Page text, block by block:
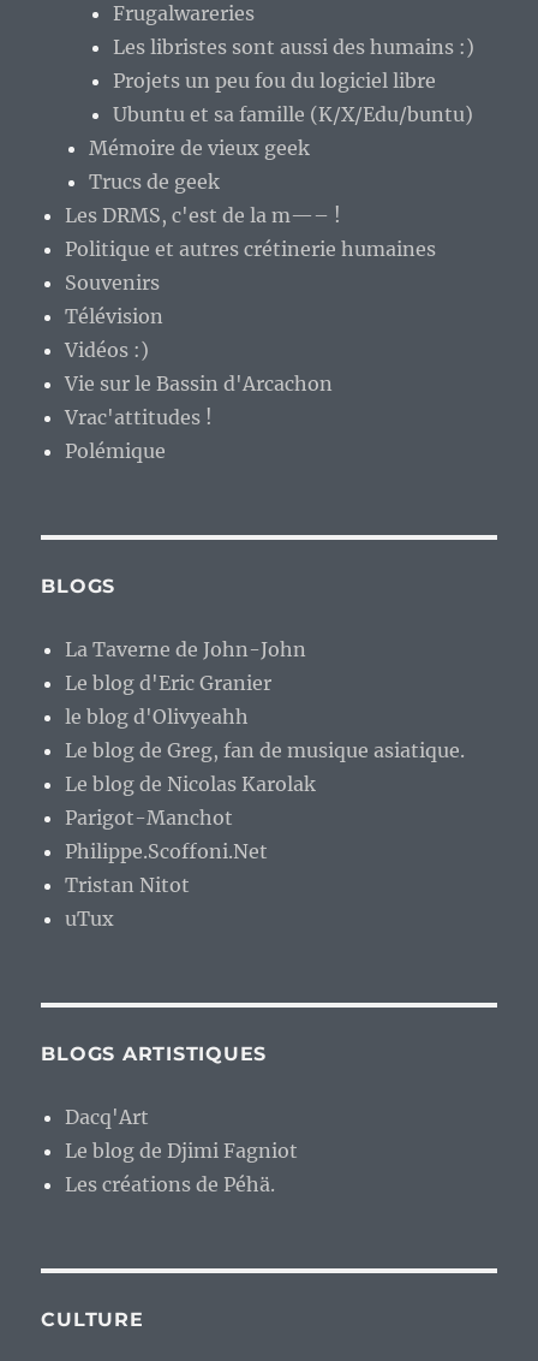
Frugalwareries
Les libristes sont aussi des humains :)
Projets un peu fou du logiciel libre
Ubuntu et sa famille (K/X/Edu/buntu)
Mémoire de vieux geek
Trucs de geek
Les DRMS, c'est de la m—– !
Politique et autres crétinerie humaines
Souvenirs
Télévision
Vidéos :)
Vie sur le Bassin d'Arcachon
Vrac'attitudes !
Polémique
BLOGS
La Taverne de John-John
Le blog d'Eric Granier
le blog d'Olivyeahh
Le blog de Greg, fan de musique asiatique.
Le blog de Nicolas Karolak
Parigot-Manchot
Philippe.Scoffoni.Net
Tristan Nitot
uTux
BLOGS ARTISTIQUES
Dacq'Art
Le blog de Djimi Fagniot
Les créations de Péhä.
CULTURE